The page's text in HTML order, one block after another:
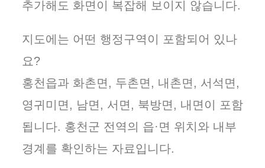
추가해도 화면이 복잡해 보이지 않습니다.
지도에는 어떤 행정구역이 포함되어 있나
요?
홍천읍과 화촌면, 두촌면, 내촌면, 서석면,
영귀미면, 남면, 서면, 북방면, 내면이 포함
됩니다. 홍천군 전역의 읍·면 위치와 내부
경계를 확인하는 자료입니다.